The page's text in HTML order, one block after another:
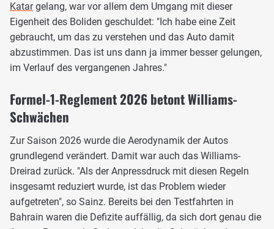
Katargelang, war vor allem dem Umgang mit dieser
Eigenheit des Boliden geschuldet: "Ich habe eine Zeit
gebraucht, um das zu verstehen und das Auto damit
abzustimmen. Das ist uns dann ja immer besser gelungen,
im Verlauf des vergangenen Jahres."
Formel-1-Reglement 2026 betont Williams-
Schwächen
Zur Saison 2026 wurde die Aerodynamik der Autos
grundlegend verändert. Damit war auch das Williams-
Dreirad zurück. "Als der Anpressdruck mit diesen Regeln
insgesamt reduziert wurde, ist das Problem wieder
aufgetreten", so Sainz. Bereits bei den Testfahrten in
Bahrain waren die Defizite auffällig, da sich dort genau die